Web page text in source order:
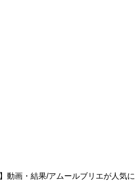
】動画・結果/アムールブリエが人気に